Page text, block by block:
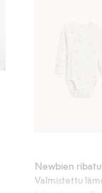
body
Newbien
Valmistettu